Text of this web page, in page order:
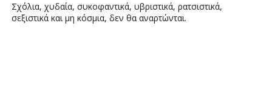
Σχόλια, χυδαία, συκοφαντικά, υβριστικά, ρατσιστικά,
σεξιστικά και μη κόσμια, δεν θα αναρτώνται.